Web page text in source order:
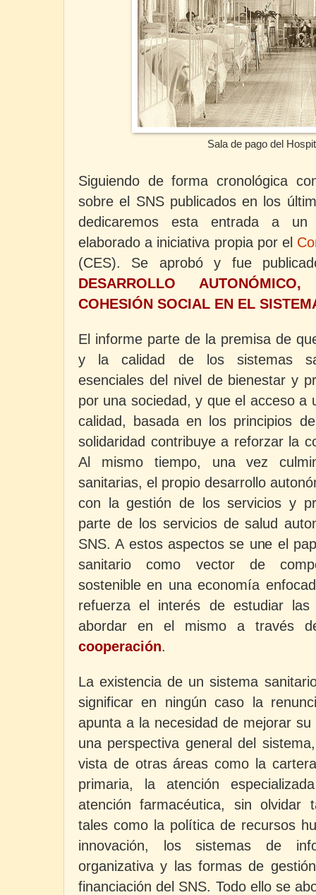
Sala de pago del Hospital de la
Siguiendo de forma cronológica
sobre el SNS publicados en los
dedicaremos esta entrada a un
elaborado a iniciativa propia por el
(CES). Se aprobó y fue
DESARROLLO
COHESIÓN SOCIAL EN EL
El informe parte de la premisa de
y la calidad de los sistemas
esenciales del nivel de bienestar y
por una sociedad, y que el acceso a
calidad, basada en los principios
solidaridad contribuye a reforzar la
Al mismo tiempo, una vez
sanitarias, el propio desarrollo
con la gestión de los servicios y
parte de los servicios de salud
SNS. A estos aspectos se une el
sanitario como vector de
sostenible en una economía
refuerza el interés de estudiar
abordar en el mismo a través
cooperación.
La existencia de un sistema
significar en ningún caso la
apunta a la necesidad de mejorar
una perspectiva general del
vista de otras áreas como la
primaria, la atención
atención farmacéutica, sin olvidar
tales como la política de recursos
innovación, los sistemas de
organizativa y las formas de
financiación del SNS. Todo ello se